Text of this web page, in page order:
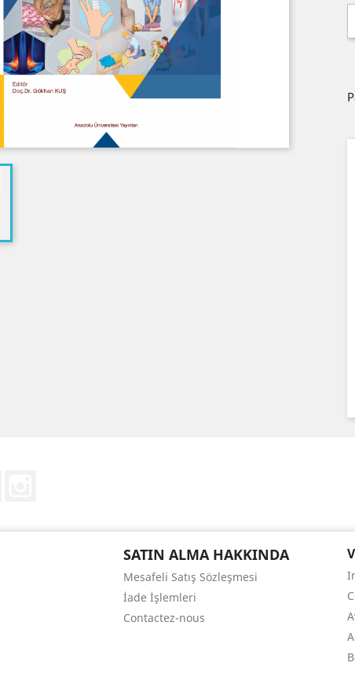
SATIN ALMA HAKKINDA
Mesafeli Satış Sözleşmesi
İade İşlemleri
Contactez-nous